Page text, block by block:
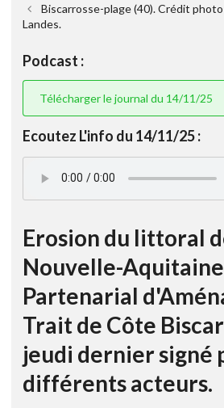
Biscarrosse-plage (40). Crédit
Landes.
Podcast :
Télécharger le journal du 14/11/25
Ecoutez L'info du 14/11/25 :
Erosion du littoral
Nouvelle-
Partenarial
Trait de Côte
jeudi dernier signé
différents acteurs.